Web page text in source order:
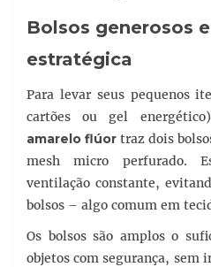
Bolsos generosos
estratégica
Para levar seus pequenos
cartões ou gel
amarelo flúor traz dois
mesh micro perfurado.
ventilação constante,
bolsos – algo comum em
Os bolsos são amplos o
objetos com segurança, sem